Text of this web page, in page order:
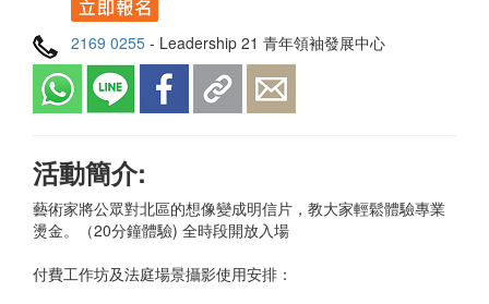
2169 0255 - Leadership 21 青年領袖發展中心
活動簡介:
藝術家將公眾對北區的想像變成明信片，教大家輕鬆體驗專業
燙金。（20分鐘體驗) 全時段開放入場
付費工作坊及法庭場景攝影使用安排：